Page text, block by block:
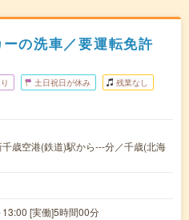
の洗車／要運転免許
土日祝日が休み 残業なし
歳空港(鉄道)駅から---分／千歳(北海
13:00 [実働]5時間00分